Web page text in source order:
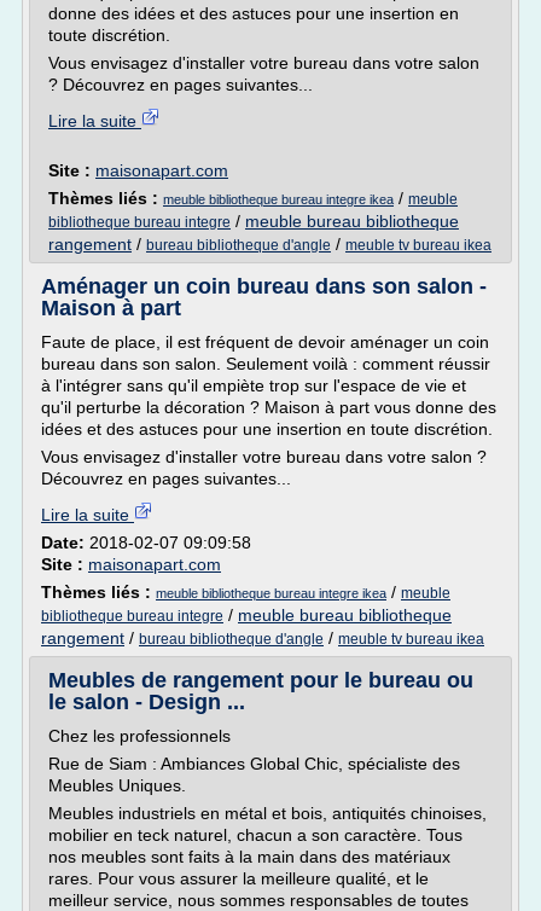
donne des idées et des astuces pour une insertion en
toute discrétion.
Vous envisagez d'installer votre bureau dans votre salon
? Découvrez en pages suivantes...
Lire la suite
Site : maisonapart.com
Thèmes liés : meuble bibliotheque bureau integre ikea / meuble
bibliotheque bureau integre / meuble bureau bibliotheque
rangement / bureau bibliotheque d'angle / meuble tv bureau ikea
Aménager un coin bureau dans son salon -
Maison à part
Faute de place, il est fréquent de devoir aménager un coin
bureau dans son salon. Seulement voilà : comment réussir
à l'intégrer sans qu'il empiète trop sur l'espace de vie et
qu'il perturbe la décoration ? Maison à part vous donne des
idées et des astuces pour une insertion en toute discrétion.
Vous envisagez d'installer votre bureau dans votre salon ?
Découvrez en pages suivantes...
Lire la suite
Date: 2018-02-07 09:09:58
Site : maisonapart.com
Thèmes liés : meuble bibliotheque bureau integre ikea / meuble
bibliotheque bureau integre / meuble bureau bibliotheque
rangement / bureau bibliotheque d'angle / meuble tv bureau ikea
Meubles de rangement pour le bureau ou
le salon - Design ...
Chez les professionnels
Rue de Siam : Ambiances Global Chic, spécialiste des
Meubles Uniques.
Meubles industriels en métal et bois, antiquités chinoises,
mobilier en teck naturel, chacun a son caractère. Tous
nos meubles sont faits à la main dans des matériaux
rares. Pour vous assurer la meilleure qualité, et le
meilleur service, nous sommes responsables de toutes